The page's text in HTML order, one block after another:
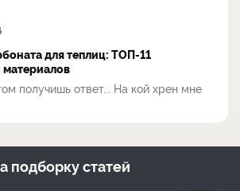
для теплиц: ТОП-11
получишь ответ... На кой хрен мне
подборку статей